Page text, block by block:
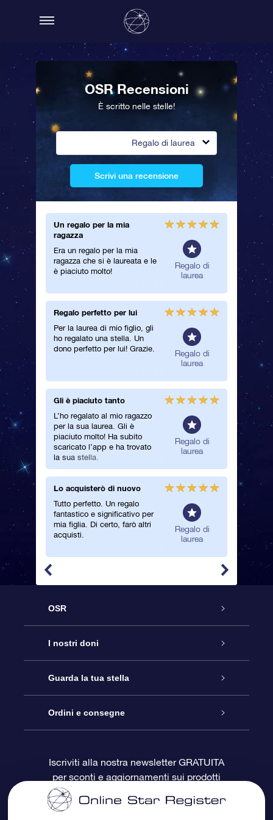
OSR Recensioni
È scritto nelle stelle!
Regalo di laurea
Scrivi una recensione
di
di
di
Un regalo per la mia
ragazza
Era un regalo per la mia
ragazza che si è laureata e le
è piaciuto molto!
Regalo di
laurea
Regalo perfetto per lui
Per la laurea di mio figlio, gli
ho regalato una stella. Un
dono perfetto per lui! Grazie.
Regalo di
laurea
Gli è piaciuto tanto
L’ho regalato al mio ragazzo
per la sua laurea. Gli è
piaciuto molto! Ha subito
scaricato l’app e ha trovato
la sua stella.
Regalo di
laurea
Lo acquisterò di nuovo
Tutto perfetto. Un regalo
fantastico e significativo per
mia figlia. Di certo, farò altri
acquisti.
Regalo di
laurea
Un
mio
ottimo
La
più, al
regalo
Molto
L’ho
molto
stella.
OSR
Assistenza
Contattaci
Blog
OSR Recensioni
I nostri doni
Online Star Gift
Pacchetto regalo OSR
Gift Card OSR
Doni aziendali
Guarda la tua stella
Registro stellare
Star Page personalizzata
One Million Stars
Ordini e consegne
Informazioni di Pagamento
Iscriviti alla nostra newsletter GRATUITA
per sconti e aggiornamenti sui prodotti